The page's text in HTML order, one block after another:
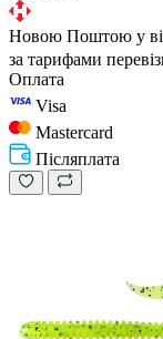
Новою Поштою у
за тарифами
Оплата
Visa
Mastercard
Післяплата